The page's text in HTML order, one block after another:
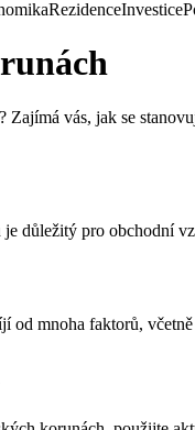
RezidenceInvestice
vás, jak se
důležitý pro obchodní
od mnoha faktorů,